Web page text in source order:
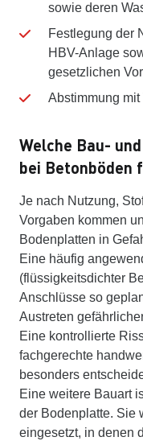
sowie deren
Festlegung der
HBV-Anlage
gesetzlichen
Abstimmung
Welche Bau-
bei
Je nach Nutzung,
Vorgaben kommen
Bodenplatten in
Eine häufig
(flüssigkeitsdichter
Anschlüsse so
Austreten
Eine kontrollierte
fachgerechte
besonders
Eine weitere Bauart
der Bodenplatte. Sie
eingesetzt, in denen